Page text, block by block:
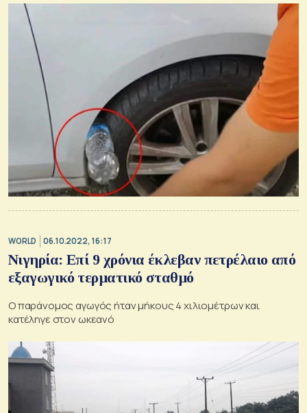
WORLD 06.10.2022, 16:17
Νιγηρία: Επί 9 χρόνια έκλεβαν πετρέλαιο από
εξαγωγικό τερματικό σταθμό
Ο παράνομος αγωγός ήταν μήκους 4 χιλιομέτρων και
κατέληγε στον ωκεανό